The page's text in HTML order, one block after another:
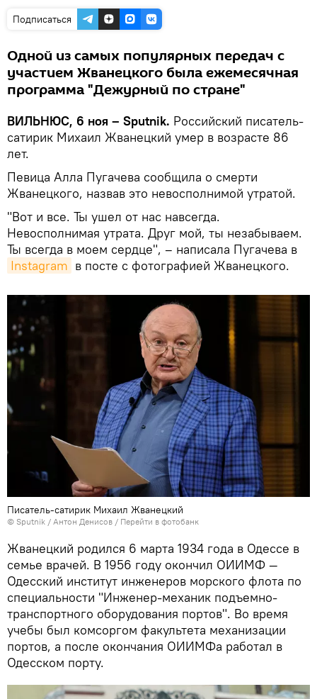
Подписаться
Одной из самых популярных передач с
участием Жванецкого была ежемесячная
программа "Дежурный по стране"
ВИЛЬНЮС, 6 ноя – Sputnik. Российский писатель-
сатирик Михаил Жванецкий умер в возрасте 86
лет.
Певица Алла Пугачева сообщила о смерти
Жванецкого, назвав это невосполнимой утратой.
"Вот и все. Ты ушел от нас навсегда.
Невосполнимая утрата. Друг мой, ты незабываем.
Ты всегда в моем сердце", – написала Пугачева в
Instagram в посте с фотографией Жванецкого.
Писатель-сатирик Михаил Жванецкий
© Sputnik / Антон Денисов / Перейти в фотобанк
Жванецкий родился 6 марта 1934 года в Одессе в
семье врачей. В 1956 году окончил ОИИМФ —
Одесский институт инженеров морского флота по
специальности "Инженер-механик подъемно-
транспортного оборудования портов". Во время
учебы был комсоргом факультета механизации
портов, а после окончания ОИИМФа работал в
Одесском порту.